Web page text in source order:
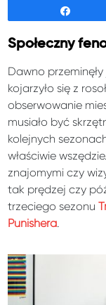
Społeczny
Dawno
kojarzyło się z
obserwowanie
musiało być
kolejnych
właściwie
znajomymi czy
tak prędzej czy
trzeciego sezonu
Punishera.